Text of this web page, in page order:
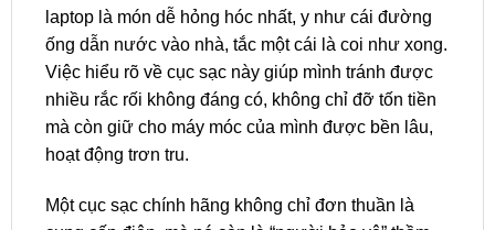
laptop là món dễ hỏng hóc nhất, y như cái đường
ống dẫn nước vào nhà, tắc một cái là coi như xong.
Việc hiểu rõ về cục sạc này giúp mình tránh được
nhiều rắc rối không đáng có, không chỉ đỡ tốn tiền
mà còn giữ cho máy móc của mình được bền lâu,
hoạt động trơn tru.
Một cục sạc chính hãng không chỉ đơn thuần là